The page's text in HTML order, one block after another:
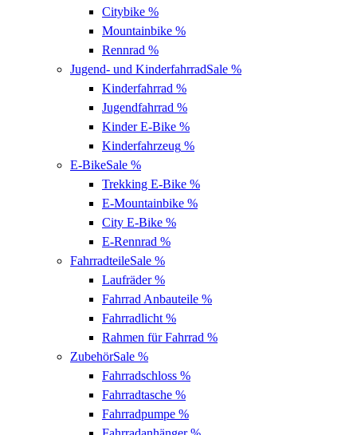
Citybike %
Mountainbike %
Rennrad %
Jugend- und KinderfahrradSale %
Kinderfahrrad %
Jugendfahrrad %
Kinder E-Bike %
Kinderfahrzeug %
E-BikeSale %
Trekking E-Bike %
E-Mountainbike %
City E-Bike %
E-Rennrad %
FahrradteileSale %
Laufräder%
Fahrrad Anbauteile %
Fahrradlicht %
Rahmen für Fahrrad %
ZubehörSale %
Fahrradschloss %
Fahrradtasche %
Fahrradpumpe %